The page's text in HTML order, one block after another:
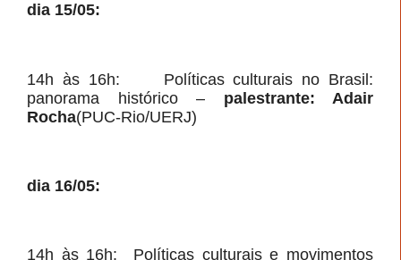
dia 15/05:
14h às 16h: Políticas culturais no Brasil:
panorama histórico – palestrante: Adair
Rocha(PUC-Rio/UERJ)
dia 16/05:
14h às 16h: Políticas culturais e movimentos